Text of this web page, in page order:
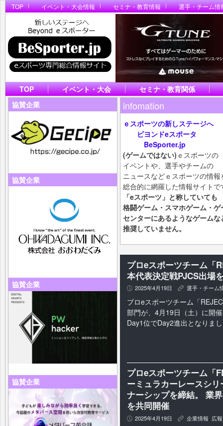
TOP イベント・大会情報 セミナ・教育情報 選手・チーム情
TOP イベント・大会
セミナ・教育関係
協賛企業
協賛企業
協賛企業
協賛企業
infomation
ｅスポーツの新しステージへ
ビヨンドeスポータ
BeSporter.jp
(ゲームではない) ｅスポーツの
イベントや、選手やチームの
ニュースなどｅスポーツの情報
総合的に網羅した情報サイトで
「eスポーツ」と称していても
格闘ゲーム・スマホゲーム・ゲ
センターにあるようなゲームな
推奨していません。
プロeスポーツチーム「
本代表決定戦PJCS出場
P 2025年4月19日 K 選手・チーム
プロeスポーツチーム「
部門が、4月19日（土）に開
Day1位でDay2進出となりま
プロeスポーツチーム「
ーミュラカーレースシ
ナーシップを締結。 業
を共同開催
P 2025年4月19日 K 企業情報 広